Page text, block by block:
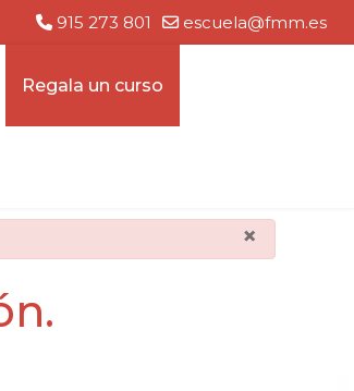
915 273 801 escuela@fmm.es
Regala un curso
×